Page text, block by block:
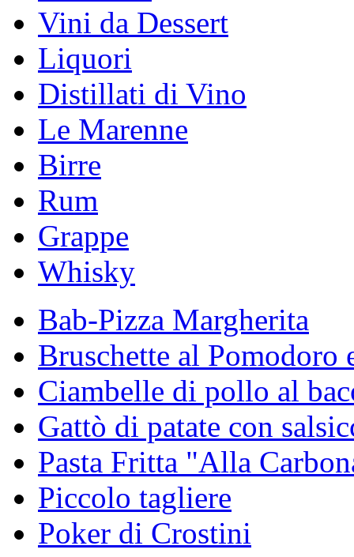
Vini da Dessert
Liquori
Distillati di Vino
Le Marenne
Birre
Rum
Grappe
Whisky
Bab-Pizza Margherita
Bruschette al Pomodoro
Ciambelle di pollo al
Gattò di patate con
Pasta Fritta "Alla
Piccolo tagliere
Poker di Crostini